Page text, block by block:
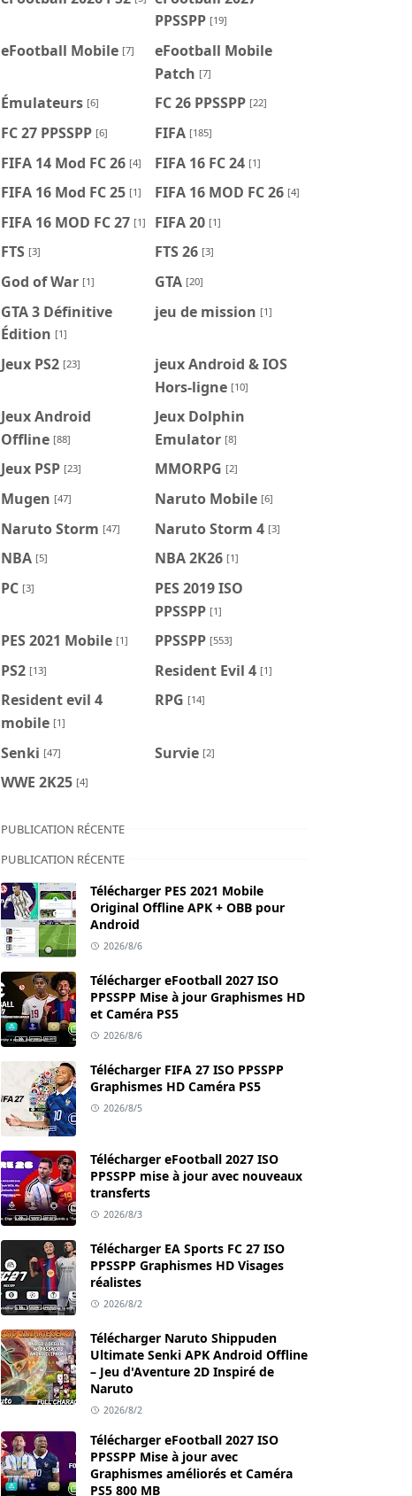
PPSSPP [19]
eFootball Mobile [7]
eFootball Mobile
Patch [7]
Émulateurs [6] FC 26 PPSSPP [22]
FC 27 PPSSPP [6] FIFA [185]
FIFA 14 Mod FC 26 [4] FIFA 16 FC 24 [1]
FIFA 16 Mod FC 25 [1] FIFA 16 MOD FC 26 [4]
FIFA 16 MOD FC 27 [1] FIFA 20 [1]
FTS [3] FTS 26 [3]
God of War [1] GTA [20]
GTA 3 Définitive
Édition [1]
jeu de mission [1]
Jeux PS2 [23]
jeux Android & IOS
Hors-ligne [10]
Jeux Android
Offline [88]
Jeux Dolphin
Emulator [8]
Jeux PSP [23] MMORPG [2]
Mugen [47] Naruto Mobile [6]
Naruto Storm [47] Naruto Storm 4 [3]
NBA [5] NBA 2K26 [1]
PC [3]
PES 2019 ISO
PPSSPP [1]
PES 2021 Mobile [1] PPSSPP [553]
PS2 [13] Resident Evil 4 [1]
Resident evil 4
mobile [1]
RPG [14]
Senki [47] Survie [2]
WWE 2K25 [4]
PUBLICATION RÉCENTE
PUBLICATION RÉCENTE
Télécharger PES 2021 Mobile
Original Offline APK + OBB pour
Android
2026/8/6
Télécharger eFootball 2027 ISO
PPSSPP Mise à jour Graphismes HD
et Caméra PS5
2026/8/6
Télécharger FIFA 27 ISO PPSSPP
Graphismes HD Caméra PS5
2026/8/5
Télécharger eFootball 2027 ISO
PPSSPP mise à jour avec nouveaux
transferts
2026/8/3
Télécharger EA Sports FC 27 ISO
PPSSPP Graphismes HD Visages
réalistes
2026/8/2
Télécharger Naruto Shippuden
Ultimate Senki APK Android Offline
– Jeu d'Aventure 2D Inspiré de
Naruto
2026/8/2
Télécharger eFootball 2027 ISO
PPSSPP Mise à jour avec
Graphismes améliorés et Caméra
PS5 800 MB